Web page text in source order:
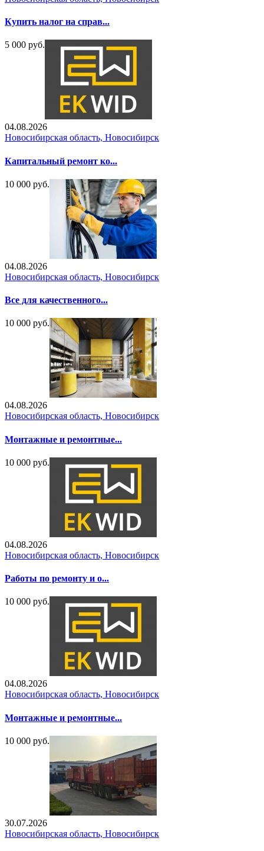
Купить налог на справ...
5 000 руб.
04.08.2026
Новосибирская область, Новосибирск
Капитальный ремонт ко...
10 000 руб.
04.08.2026
Новосибирская область, Новосибирск
Все для качественного...
10 000 руб.
04.08.2026
Новосибирская область, Новосибирск
Монтажные и ремонтные...
10 000 руб.
04.08.2026
Новосибирская область, Новосибирск
Работы по ремонту и о...
10 000 руб.
04.08.2026
Новосибирская область, Новосибирск
Монтажные и ремонтные...
10 000 руб.
30.07.2026
Новосибирская область, Новосибирск